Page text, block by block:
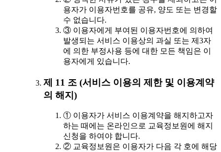
용자가 이용자번호를 공유, 양도 또는 변경할
수 없습니다.
③ 이용자에게 부여된 이용자번호에 의하여
발생되는 서비스 이용상의 과실 또는 제3자
에 의한 부정사용 등에 대한 모든 책임은 이
용자에게 있습니다.
제 11 조 (서비스 이용의 제한 및 이용계약
의 해지)
① 이용자가 서비스 이용계약을 해지하고자
하는 때에는 온라인으로 교육정보원에 해지
신청을 하여야 합니다.
② 교육정보원은 이용자가 다음 각 호에 해당